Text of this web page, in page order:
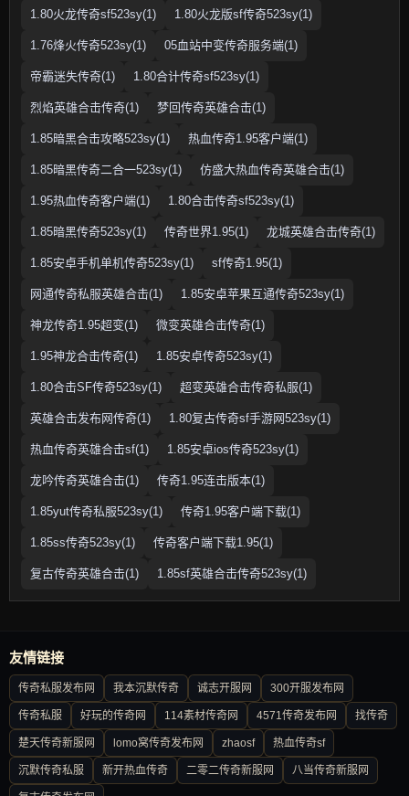
1.80火龙传奇sf523sy(1) 1.80火龙版sf传奇523sy(1)
1.76烽火传奇523sy(1) 05血站中变传奇服务端(1)
帝霸迷失传奇(1) 1.80合计传奇sf523sy(1)
烈焰英雄合击传奇(1) 梦回传奇英雄合击(1)
1.85暗黑合击攻略523sy(1) 热血传奇1.95客户端(1)
1.85暗黑传奇二合一523sy(1) 仿盛大热血传奇英雄合击(1)
1.95热血传奇客户端(1) 1.80合击传奇sf523sy(1)
1.85暗黑传奇523sy(1) 传奇世界1.95(1) 龙城英雄合击传奇(1)
1.85安卓手机单机传奇523sy(1) sf传奇1.95(1)
网通传奇私服英雄合击(1) 1.85安卓苹果互通传奇523sy(1)
神龙传奇1.95超变(1) 微变英雄合击传奇(1)
1.95神龙合击传奇(1) 1.85安卓传奇523sy(1)
1.80合击SF传奇523sy(1) 超变英雄合击传奇私服(1)
英雄合击发布网传奇(1) 1.80复古传奇sf手游网523sy(1)
热血传奇英雄合击sf(1) 1.85安卓ios传奇523sy(1)
龙吟传奇英雄合击(1) 传奇1.95连击版本(1)
1.85yut传奇私服523sy(1) 传奇1.95客户端下载(1)
1.85ss传奇523sy(1) 传奇客户端下载1.95(1)
复古传奇英雄合击(1) 1.85sf英雄合击传奇523sy(1)
友情链接
传奇私服发布网 我本沉默传奇 诚志开服网 300开服发布网
传奇私服 好玩的传奇网 114素材传奇网 4571传奇发布网 找传奇
楚天传奇新服网 lomo窝传奇发布网 zhaosf 热血传奇sf
沉默传奇私服 新开热血传奇 二零二传奇新服网 八当传奇新服网